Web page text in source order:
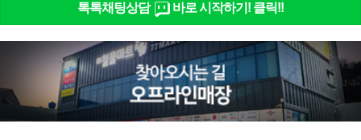
톡톡채팅상담 바로 시작하기! 클릭!!